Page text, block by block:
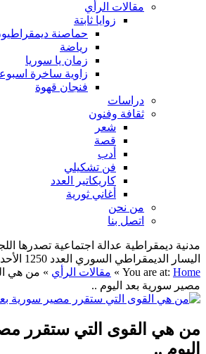
مقالات الرأي
زوايا ثابتة
حماصنة
رياضة
زمان يا سوريا
زاوية ساخرة
فنجان قهوة
دراسات
ثقافة وفنون
شعر
قصة
أدب
فن تشكيلي
كاريكاتير العدد
أغاني ثورية
من نحن
اتصل بنا
مدنية ديمقراطية عدالة اجتماعية تصدرها
اليسار الديمقراطي السوري العدد 1250 الأحد 09/01/2023
You are at: Home
» مقالات الرأي » من هي
مصير سورية بعد اليوم ..
من هي القوى التي ستقرر
اليوم ..